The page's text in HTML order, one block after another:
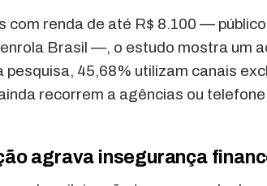
com renda de até R$ 8.100 —
Brasil —, o estudo mostra um
pesquisa, 45,68% utilizam canais
recorrem a agências ou
agrava insegurança